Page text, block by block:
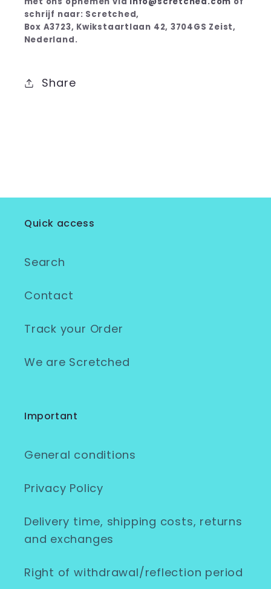
schrijf naar: Scretched,
Box A3723, Kwikstaartlaan 42, 3704GS Zeist,
Nederland.
Share
Quick access
Search
Contact
Track your Order
We are Scretched
Important
General conditions
Privacy Policy
Delivery time, shipping costs, returns
and exchanges
Right of withdrawal/reflection period